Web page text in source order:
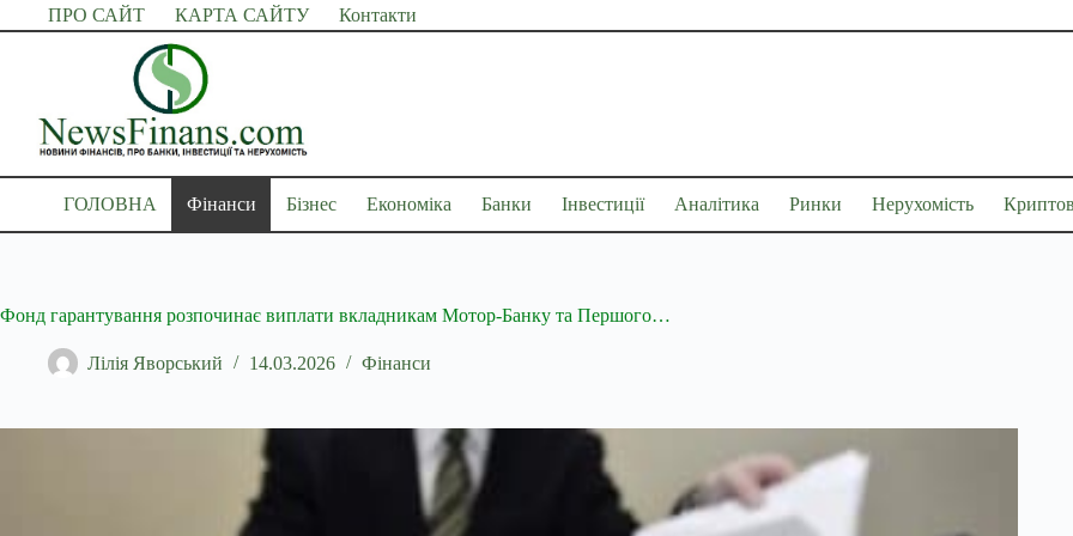
Перейти
до
ПРО САЙТ КАРТА САЙТУ Контакти
ГОЛОВНА Фінанси Бізнес Економіка Банки Інвестиції Аналітика Ринки Нерухомість
Фонд гарантування розпочинає виплати вкладникам Мотор-Банку та Першого…
Лілія Яворський 14.03.2026 Фінанси